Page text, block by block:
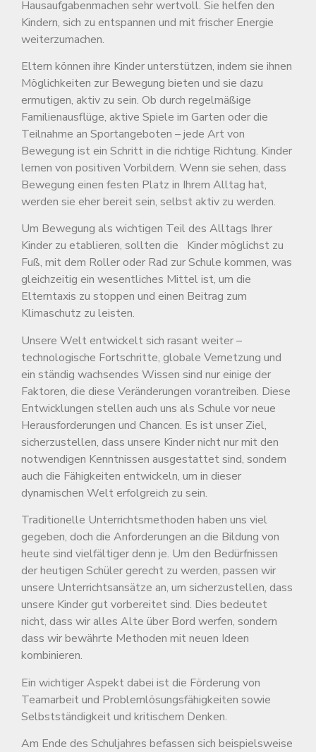
Hausaufgabenmachen sehr wertvoll. Sie helfen den
Kindern, sich zu entspannen und mit frischer Energie
weiterzumachen.
Eltern können ihre Kinder unterstützen, indem sie ihnen
Möglichkeiten zur Bewegung bieten und sie dazu
ermutigen, aktiv zu sein. Ob durch regelmäßige
Familienausflüge, aktive Spiele im Garten oder die
Teilnahme an Sportangeboten – jede Art von
Bewegung ist ein Schritt in die richtige Richtung. Kinder
lernen von positiven Vorbildern. Wenn sie sehen, dass
Bewegung einen festen Platz in Ihrem Alltag hat,
werden sie eher bereit sein, selbst aktiv zu werden.
Um Bewegung als wichtigen Teil des Alltags Ihrer
Kinder zu etablieren, sollten die Kinder möglichst zu
Fuß, mit dem Roller oder Rad zur Schule kommen, was
gleichzeitig ein wesentliches Mittel ist, um die
Elterntaxis zu stoppen und einen Beitrag zum
Klimaschutz zu leisten.
Unsere Welt entwickelt sich rasant weiter –
technologische Fortschritte, globale Vernetzung und
ein ständig wachsendes Wissen sind nur einige der
Faktoren, die diese Veränderungen vorantreiben. Diese
Entwicklungen stellen auch uns als Schule vor neue
Herausforderungen und Chancen. Es ist unser Ziel,
sicherzustellen, dass unsere Kinder nicht nur mit den
notwendigen Kenntnissen ausgestattet sind, sondern
auch die Fähigkeiten entwickeln, um in dieser
dynamischen Welt erfolgreich zu sein.
Traditionelle Unterrichtsmethoden haben uns viel
gegeben, doch die Anforderungen an die Bildung von
heute sind vielfältiger denn je. Um den Bedürfnissen
der heutigen Schüler gerecht zu werden, passen wir
unsere Unterrichtsansätze an, um sicherzustellen, dass
unsere Kinder gut vorbereitet sind. Dies bedeutet
nicht, dass wir alles Alte über Bord werfen, sondern
dass wir bewährte Methoden mit neuen Ideen
kombinieren.
Ein wichtiger Aspekt dabei ist die Förderung von
Teamarbeit und Problemlösungsfähigkeiten sowie
Selbstständigkeit und kritischem Denken.
Am Ende des Schuljahres befassen sich beispielsweise